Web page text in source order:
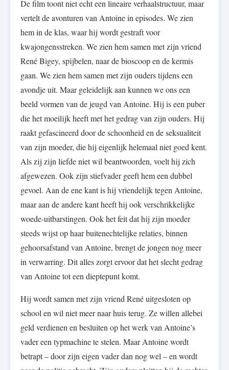
De film toont niet echt een lineaire verhaalstructuur, maar
vertelt de avonturen van Antoine in episodes. We zien
hem in de klas, waar hij wordt gestraft voor
kwajongensstreken. We zien hem samen met zijn vriend
René Bigey, spijbelen, naar de bioscoop en de kermis
gaan. We zien hem samen met zijn ouders tijdens een
avondje uit. Maar geleidelijk aan kunnen we ons een
beeld vormen van de jeugd van Antoine. Hij is een puber
die het moeilijk heeft met het gedrag van zijn ouders. Hij
raakt gefascineerd door de schoonheid en de seksualiteit
van zijn moeder, die hij eigenlijk helemaal niet goed kent.
Als zij zijn liefde niet wil beantwoorden, voelt hij zich
afgewezen. Ook zijn stiefvader geeft hem een dubbel
gevoel. Aan de ene kant is hij vriendelijk tegen Antoine,
maar aan de andere kant heeft hij ook verschrikkelijke
woede-uitbarstingen. Ook het feit dat hij zijn moeder
steeds wijst op haar buitenechtelijke relaties, binnen
gehoorsafstand van Antoine, brengt de jongen nog meer
in verwarring. Dit alles zorgt ervoor dat het slecht gedrag
van Antoine tot een dieptepunt komt.
Hij wordt samen met zijn vriend René uitgesloten op
school en wil niet meer naar huis terug. Ze willen allebei
geld verdienen en besluiten op het werk van Antoine’s
vader een typmachine te stelen. Maar Antoine wordt
betrapt – door zijn eigen vader dan nog wel – en wordt